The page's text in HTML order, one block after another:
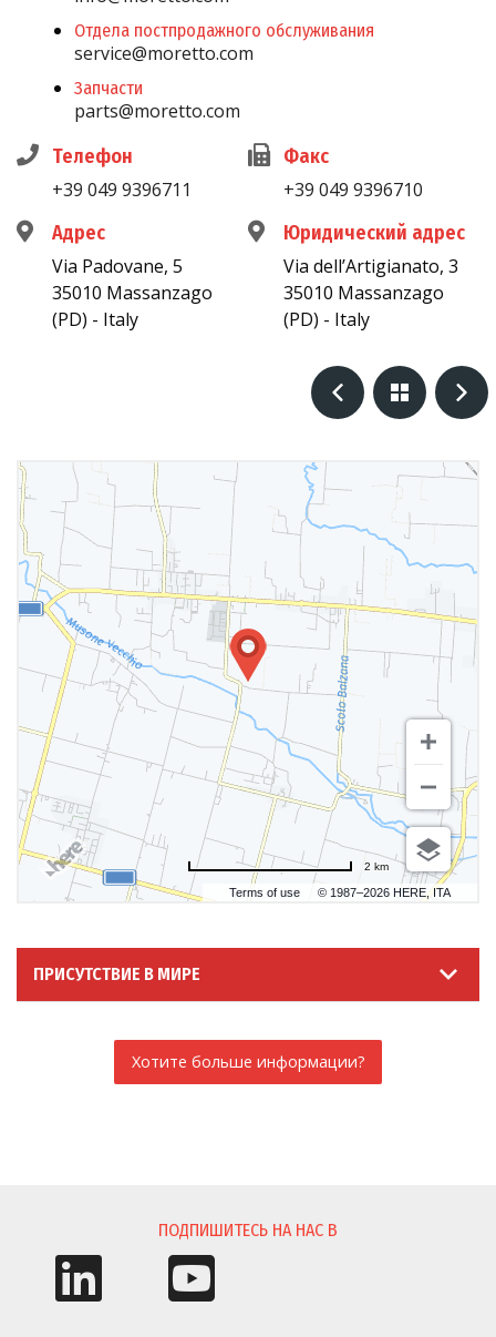
Отдела постпродажного обслуживания
service@moretto.com
Запчасти
parts@moretto.com
Телефон
+39 049 9396711
Факс
+39 049 9396710
Адрес
Via Padovane, 5
35010 Massanzago
(PD) - Italy
Юридический адрес
Via dell’Artigianato, 3
35010 Massanzago
(PD) - Italy
Terms of use © 1987–2026 HERE, ITA
2 km
ПРИСУТСТВИЕ В МИРЕ
Хотите больше информации?
ПОДПИШИТЕСЬ НА НАС В